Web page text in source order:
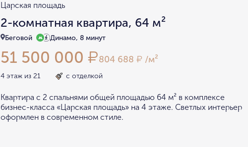
Царская площадь
2-комнатная квартира, 64 м²
Беговой Динамо, 8 минут
51 500 000 ₽804 688 ₽ /м²
4 этаж из 21 с отделкой
Квартира с 2 спальнями общей площадью 64 м² в комплексе
бизнес-класса «Царская площадь» на 4 этаже. Светлых интерьер
оформлен в современном стиле.